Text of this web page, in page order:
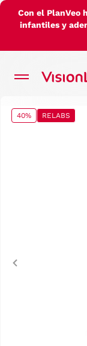
Con el PlanVeo
infantiles y
40% RELABS
Previous